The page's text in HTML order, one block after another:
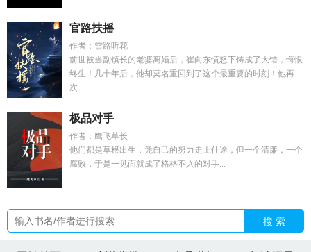
官路扶摇
作者：雪路听花
前世被当副镇长的老婆离婚后，崔向东愤怒下铸成了大错，悔恨
终生！几十年后，他却莫名重回到了这个最重要的时刻！他再
次...
极品对手
作者：鹰飞草长
他们都是草根出生，凭自己的努力走上仕途，但一个清廉，一个
腐败，于是一见面就成了格格不入的对手...
搜 索